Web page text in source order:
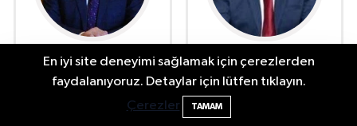
Mehmet Anıl ÇOLAK
Kimdir?
Hüseyin ADATEPE
En iyi site deneyimi sağlamak için çerezlerden
faydalanıyoruz. Detaylar için lütfen tıklayın.
Çerezler
TAMAM
2 Buzağı Hediyeli Bal Festivalinde Hande
Ünsal Sahne Alacak